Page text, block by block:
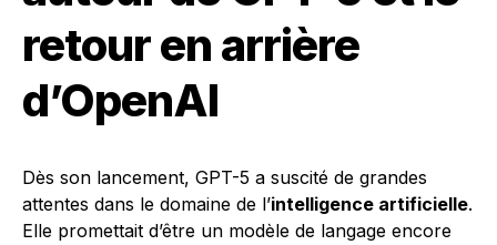
retour en arrière
d’OpenAI
Dès son lancement, GPT-5 a suscité de grandes
attentes dans le domaine de l’intelligence artificielle.
Elle promettait d’être un modèle de langage encore